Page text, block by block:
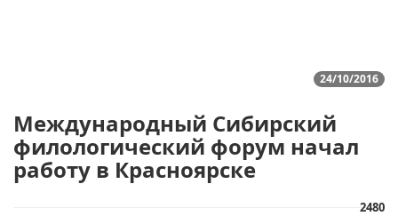
24/10/2016
Международный Сибирский
филологический форум начал
работу в Красноярске
2480